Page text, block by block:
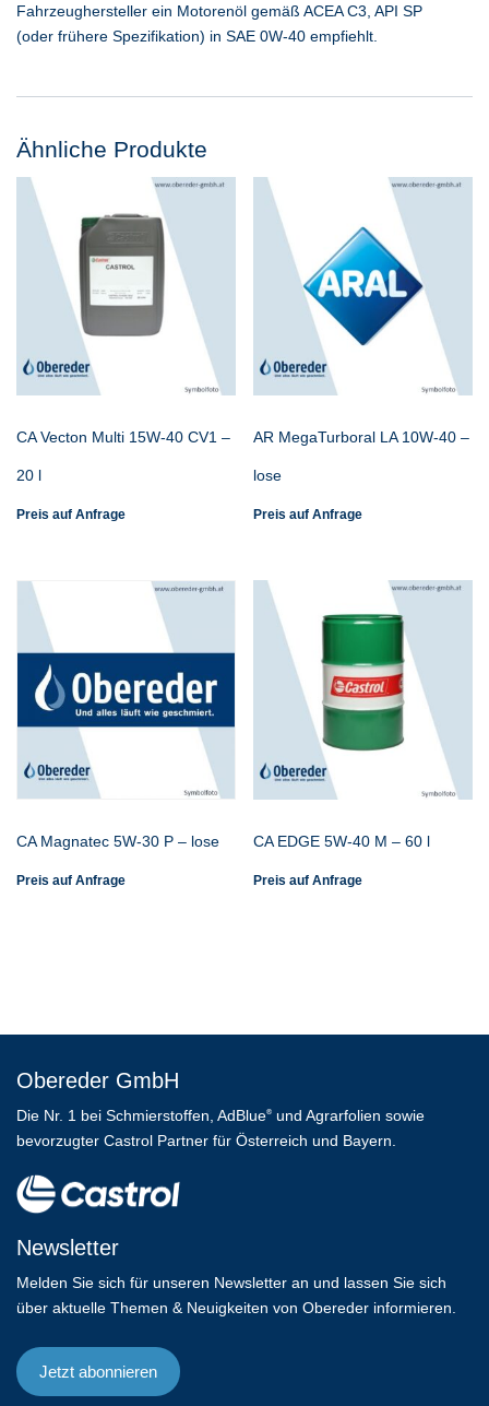
Fahrzeughersteller ein Motorenöl gemäß ACEA C3, API SP
(oder frühere Spezifikation) in SAE 0W-40 empfiehlt.
Ähnliche Produkte
CA Vecton Multi 15W-40 CV1 –
20 l
Preis auf Anfrage
AR MegaTurboral LA 10W-40 –
lose
Preis auf Anfrage
CA Magnatec 5W-30 P – lose
Preis auf Anfrage
CA EDGE 5W-40 M – 60 l
Preis auf Anfrage
Obereder GmbH
Die Nr. 1 bei Schmierstoffen, AdBlue®
und Agrarfolien sowie
bevorzugter Castrol Partner für Österreich und Bayern.
Newsletter
Melden Sie sich für unseren Newsletter an und lassen Sie sich
über aktuelle Themen & Neuigkeiten von Obereder informieren.
Jetzt abonnieren